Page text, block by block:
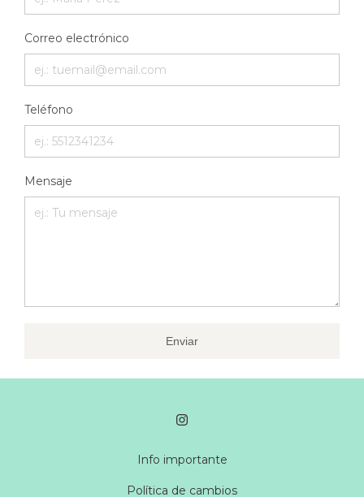
Correo electrónico
Teléfono
Mensaje
Enviar
Info importante
Política de cambios